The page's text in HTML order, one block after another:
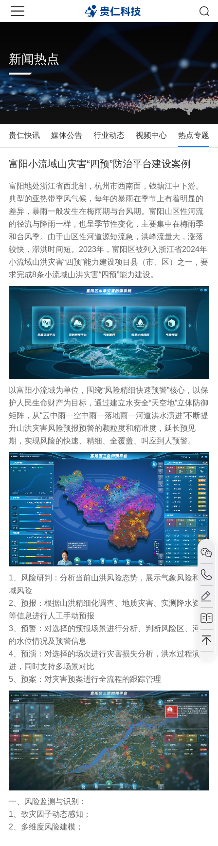
新闻热点
贵仁快讯 媒体公告 行业动态 视频中心 热点专题
富阳小流域山灾害“四预”防治平台建设案例
富阳地处浙江省西北部，杭州市西南面，钱塘江中下游。
典型的亚热带季风气候，每年的暴雨在季节上有着明显的
差异，暴雨一般发生在梅雨期与台风期。富阳山区性河流
的径流与降雨一样，也呈季节性变化，主要集中在梅雨季
和台风季。由于山区性河道源短流急，洪峰流量大，涨落
较快，滞洪时间短。2023年，富阳区被列入浙江省2024年
小流域山洪灾害“四预”能力建设项目县（市、区）之一，要
求完成8条小流域山洪灾害“四预”能力建设。
以富阳小流域为单位，围绕“风险精细快速预警”核心，以保
护人民生命财产为目标，通过建立水安全“天空地”立体防御
矩阵，从“云中雨—空中雨—落地雨—河道洪水演进”不断提
升山洪灾害风险预报预警的颗粒度和精准度，延长预见
期，实现风险的快速、精细、全覆盖、叫应到人预警。
1、风险研判：分析当前山洪风险态势，展示气象风险和流
域风险
2、预报：根据山洪精细化调查、地质灾害、实测降水资料
等信息进行人工手动预报
3、预警：对选择的预报场景进行分析、判断风险区、河道
的水位情况及预警信息
4、预演：对选择的场次进行灾害损失分析，洪水过程演
进，同时支持多场景对比
5、预案：对灾害预案进行全流程的跟踪管理
一、风险监测与识别：
1、致灾因子动态感知；
2、多维度风险建模；